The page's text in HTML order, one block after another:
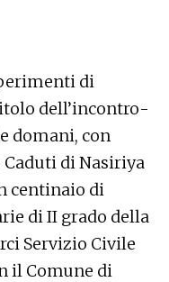
di
dell’incontro-
domani, con
di Nasiriya
centinaio di
di II grado della
Servizio Civile
il Comune di